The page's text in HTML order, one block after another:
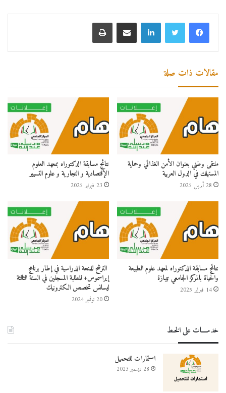
لينكدإن مشاركة عبر البريد طباعة
مقالات ذات صلة
ملتقى وطني بعنوان الأمن الغذائي وحماية
المستهلك في الدول العربية
28 أبريل 2025
نتائج مسابقة الدكتوراه بمعهد العلوم
الإقتصادية و التجارية و علوم التسيير
23 فبراير 2025
نتائج مسابقة الدكتوراه لمعهد علوم الطبيعة
والحياة بالمركز الجامعي تيبازة
14 فبراير 2025
الترشح للمنحة الدراسية في إطار برنامج
إيراسموس+ للطلبة المسجلين في السنة الثالثة
ليسانس تخصص الكترونيك
20 نوفمبر 2024
خدمــــات على الخـط
استمارات للتحميل
28 ديسمبر 2023